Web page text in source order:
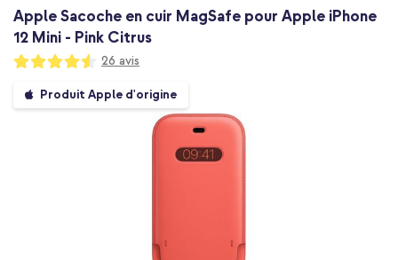
Apple Sacoche en cuir MagSafe pour Apple iPhone
12 Mini - Pink Citrus
Notation:
91
100
26 avis
Passer
à
Produit Apple d'origine